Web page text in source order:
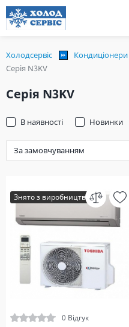
Холодсервіс Кондиціонери
Серія N3KV
Серія N3KV
В наявності Новинки
Знято з виробництва
0 Відгук